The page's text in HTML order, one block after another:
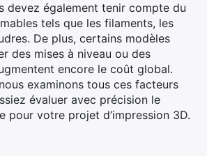
devez également tenir compte du
tels que les filaments, les
De plus, certains modèles
des mises à niveau ou des
encore le coût global.
examinons tous ces facteurs
évaluer avec précision le
pour votre projet d’impression 3D.